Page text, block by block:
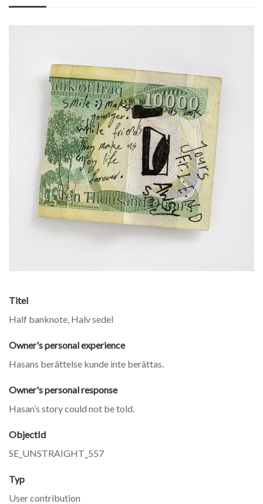
Titel
Half banknote, Halv sedel
Owner's personal experience
Hasans berättelse kunde inte berättas.
Owner's personal response
Hasan’s story could not be told.
ObjectId
SE_UNSTRAIGHT_557
Typ
User contribution